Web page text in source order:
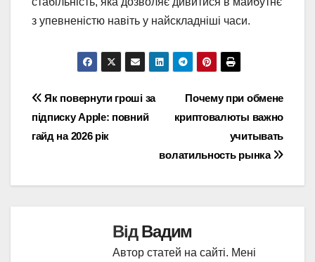
з упевненістю навіть у найскладніші часи.
Навігація
записів
Почему при обмене
криптовалюты важно
учитывать
волатильность рынка
Як повернути гроші за
підписку Apple: повний
гайд на 2026 рік
ВідВадим
Автор статей на сайті. Мені